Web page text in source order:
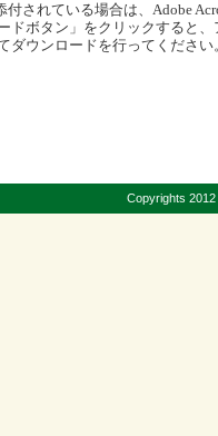
されている場合は、Adobe
ボタン」をクリックすると
ダウンロードを行ってください
Copyrights